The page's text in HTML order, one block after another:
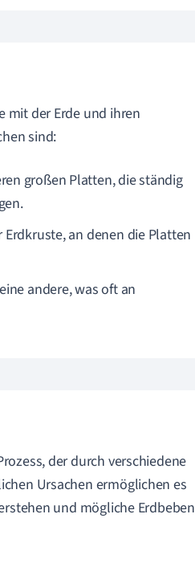
mit der Erde und ihren
sind:
großen Platten, die ständig
an denen die Platten
andere, was oft an
der durch verschiedene
Ursachen ermöglichen es
und mögliche Erdbeben